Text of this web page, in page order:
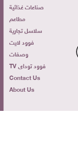
صناعات غذائية
مطاعم
سلاسل تجارية
فوود لايت
وصفات
فوود توداى TV
Contact Us
About Us